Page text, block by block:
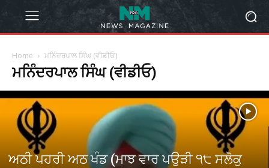
Home ਮਨਿੰਦਰਪਾਲ ਸਿੰਘ (ਵੀਡੀਓ)
ਮਨਿੰਦਰਪਾਲ ਸਿੰਘ (ਵੀਡੀਓ)
ਅਠੀ ਪਹਰੀ ਅਠ ਖੰਡ (ਮਾਝ ਵਾਰ ਪਉੜੀ ੧੮ ਸਲੋਕੁ